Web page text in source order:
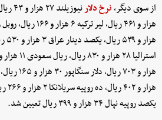
از سوی دیگر،نرخ دلار
یکصد روپیه نپال ۳۴ هزار و ۳۹۹ ریال تعیین شد.